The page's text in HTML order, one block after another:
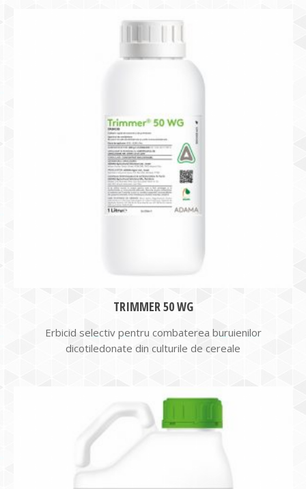
TRIMMER 50 WG
Erbicid selectiv pentru combaterea buruienilor
dicotiledonate din culturile de cereale